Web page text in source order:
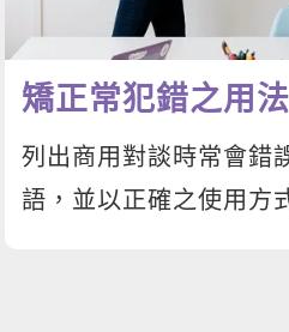
矯正常犯錯之用法
列出商用對談時常會錯
語，並以正確之使用方